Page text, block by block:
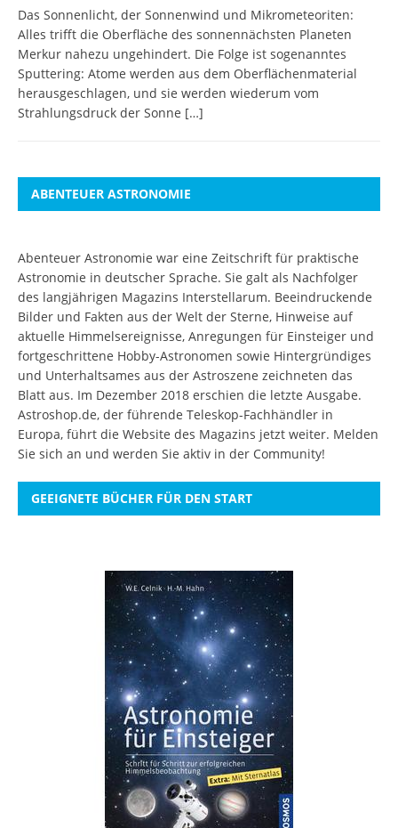
Das Sonnenlicht, der Sonnenwind und Mikrometeoriten:
Alles trifft die Oberfläche des sonnennächsten Planeten
Merkur nahezu ungehindert. Die Folge ist sogenanntes
Sputtering: Atome werden aus dem Oberflächenmaterial
herausgeschlagen, und sie werden wiederum vom
Strahlungsdruck der Sonne […]
ABENTEUER ASTRONOMIE
Abenteuer Astronomie war eine Zeitschrift für praktische
Astronomie in deutscher Sprache. Sie galt als Nachfolger
des langjährigen Magazins Interstellarum. Beeindruckende
Bilder und Fakten aus der Welt der Sterne, Hinweise auf
aktuelle Himmelsereignisse, Anregungen für Einsteiger und
fortgeschrittene Hobby-Astronomen sowie Hintergründiges
und Unterhaltsames aus der Astroszene zeichneten das
Blatt aus. Im Dezember 2018 erschien die letzte Ausgabe.
Astroshop.de, der führende Teleskop-Fachhändler in
Europa, führt die Website des Magazins jetzt weiter. Melden
Sie sich an und werden Sie aktiv in der Community!
GEEIGNETE BÜCHER FÜR DEN START